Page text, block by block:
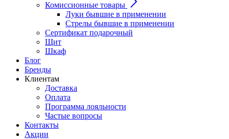
Комиссионные товары
Луки бывшие в применении
Стрелы бывшие в применении
Сертификат подарочный
Щит
Шкаф
Блог
Бренды
Клиентам
Доставка
Оплата
Программа лояльности
Частые вопросы
Контакты
Акции